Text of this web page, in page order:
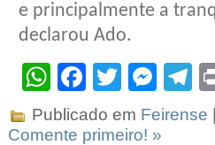
e principalmente a
declarou Ado.
WhatsApp
Facebook
Twitter
Publicado em Feirense
Comente primeiro! »